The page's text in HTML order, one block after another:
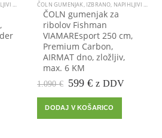
ČOLN GUMENJAK, IZBRANO, NAPIHLJIVI ČOLNI GUMENJAKI
ČOLN gumenjak za
ribolov Fishman
VIAMAREsport 250 cm,
Premium Carbon,
AIRMAT dno, zložljiv,
max. 6 KM
1.090€ Prvotna
je
599€Trenutna
je:
z DDV
DODAJ V KOŠARICO